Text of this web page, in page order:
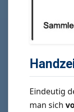
Eindeutig
man sich